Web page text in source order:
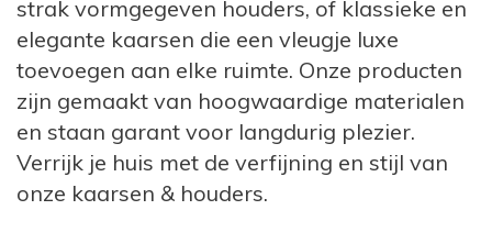
strak vormgegeven houders, of klassieke en
elegante kaarsen die een vleugje luxe
toevoegen aan elke ruimte. Onze producten
zijn gemaakt van hoogwaardige materialen
en staan garant voor langdurig plezier.
Verrijk je huis met de verfijning en stijl van
onze kaarsen & houders.